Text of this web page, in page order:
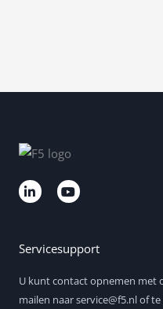
L
i
d
n
-
i
Y
o
b
e
Servicesupport
U kunt contact opnemen met
mailen naar service@f5.nl of